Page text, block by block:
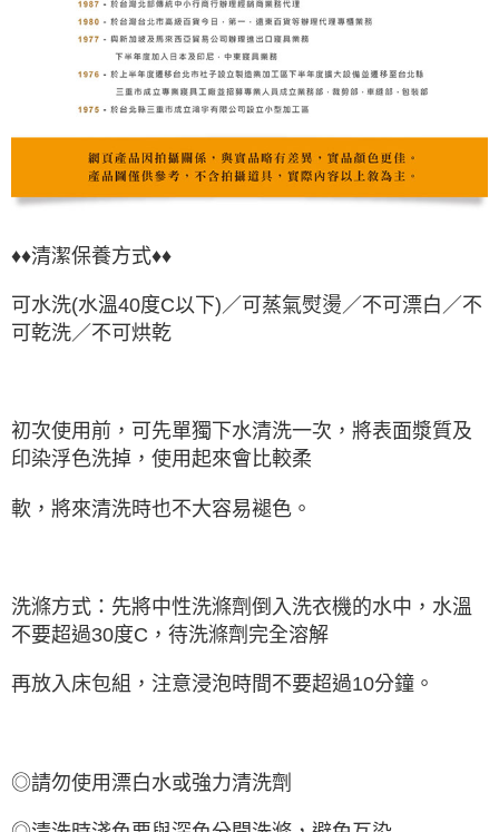
♦♦清潔保養方式♦♦
可水洗(水溫40度C以下)／可蒸氣熨燙／不可漂白／不
可乾洗／不可烘乾
初次使用前，可先單獨下水清洗一次，將表面漿質及
印染浮色洗掉，使用起來會比較柔
軟，將來清洗時也不大容易褪色。
洗滌方式：先將中性洗滌劑倒入洗衣機的水中，水溫
不要超過30度C，待洗滌劑完全溶解
再放入床包組，注意浸泡時間不要超過10分鐘。
◎請勿使用漂白水或強力清洗劑